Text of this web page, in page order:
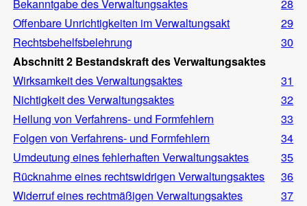
Bekanntgabe des Verwaltungsaktes
28
Offenbare Unrichtigkeiten im Verwaltungsakt
29
Rechtsbehelfsbelehrung
30
Abschnitt 2 Bestandskraft des Verwaltungsaktes
Wirksamkeit des Verwaltungsaktes
31
Nichtigkeit des Verwaltungsaktes
32
Heilung von Verfahrens- und Formfehlern
33
Folgen von Verfahrens- und Formfehlern
34
Umdeutung eines fehlerhaften Verwaltungsaktes
35
Rücknahme eines rechtswidrigen Verwaltungsaktes
36
Widerruf eines rechtmäßigen Verwaltungsaktes
37